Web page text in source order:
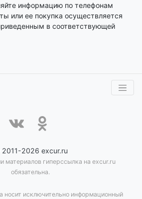
информацию по телефонам
или ее покупка осуществляется
в соответствующей
2026 excur.ru
материалов гиперссылка на excur.ru
обязательна.
носит исключительно информационный